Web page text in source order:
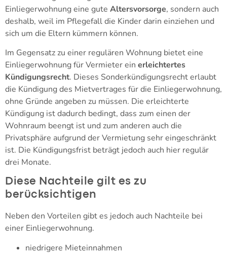
Einliegerwohnung eine gute Altersvorsorge, sondern auch
deshalb, weil im Pflegefall die Kinder darin einziehen und
sich um die Eltern kümmern können.
Im Gegensatz zu einer regulären Wohnung bietet eine
Einliegerwohnung für Vermieter ein erleichtertes
Kündigungsrecht. Dieses Sonderkündigungsrecht erlaubt
die Kündigung des Mietvertrages für die Einliegerwohnung,
ohne Gründe angeben zu müssen. Die erleichterte
Kündigung ist dadurch bedingt, dass zum einen der
Wohnraum beengt ist und zum anderen auch die
Privatsphäre aufgrund der Vermietung sehr eingeschränkt
ist. Die Kündigungsfrist beträgt jedoch auch hier regulär
drei Monate.
Diese Nachteile gilt es zu
berücksichtigen
Neben den Vorteilen gibt es jedoch auch Nachteile bei
einer Einliegerwohnung.
niedrigere Mieteinnahmen